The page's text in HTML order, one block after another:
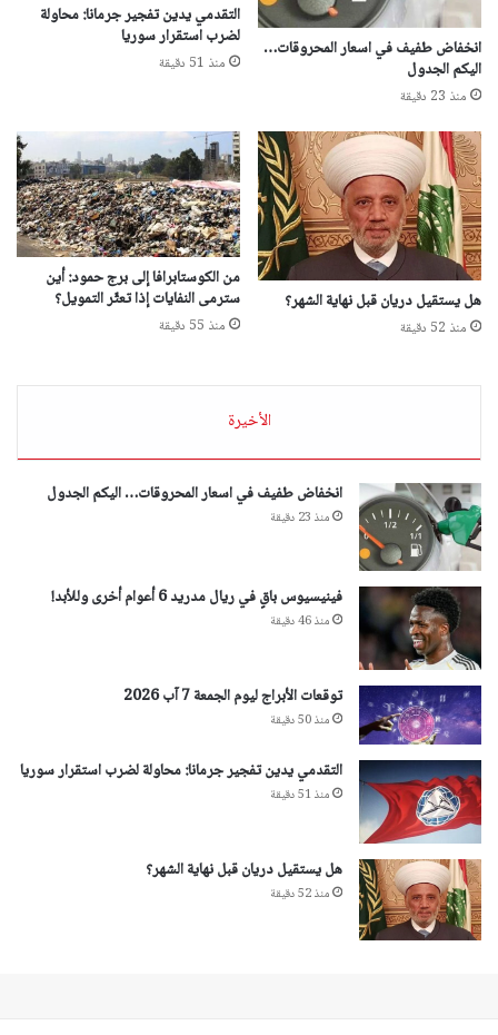
انخفاض طفيف في اسعار المحروقات…
اليكم الجدول
منذ 23 دقيقة
التقدمي يدين تفجير جرمانا: محاولة
لضرب استقرار سوريا
منذ 51 دقيقة
هل يستقيل دريان قبل نهاية الشهر؟
منذ 52 دقيقة
من الكوستابرافا إلى برج حمود: أين
سترمى النفايات إذا تعثّر التمويل؟
منذ 55 دقيقة
الأخيرة
انخفاض طفيف في اسعار المحروقات… اليكم الجدول
منذ 23 دقيقة
فينيسيوس باقٍ في ريال مدريد 6 أعوام أخرى وللأبد!
منذ 46 دقيقة
توقعات الأبراج ليوم الجمعة 7 آب 2026
منذ 50 دقيقة
التقدمي يدين تفجير جرمانا: محاولة لضرب استقرار سوريا
منذ 51 دقيقة
هل يستقيل دريان قبل نهاية الشهر؟
منذ 52 دقيقة